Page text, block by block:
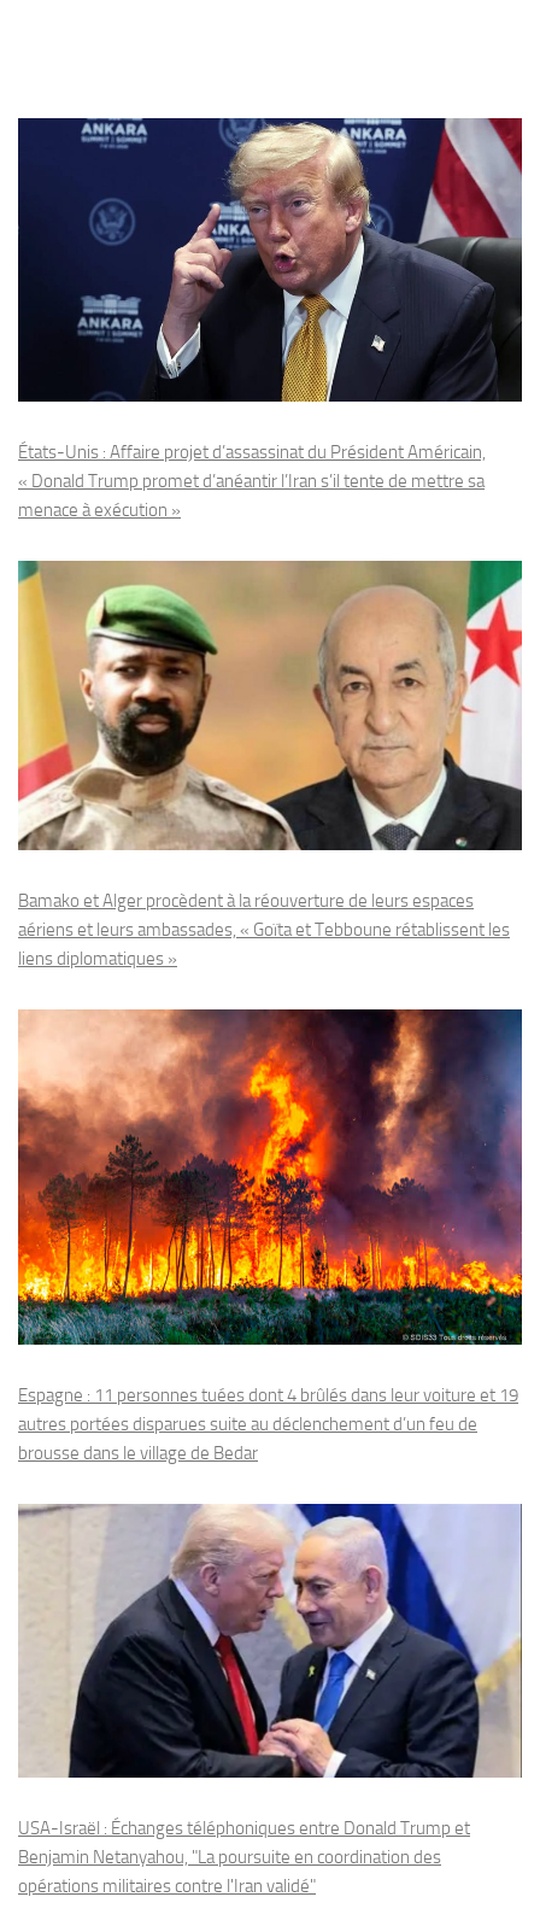
États-Unis : Affaire projet d’assassinat du Président Américain,
« Donald Trump promet d’anéantir l’Iran s’il tente de mettre sa
menace à exécution »
Bamako et Alger procèdent à la réouverture de leurs espaces
aériens et leurs ambassades, « Goïta et Tebboune rétablissent les
liens diplomatiques »
Espagne : 11 personnes tuées dont 4 brûlés dans leur voiture et 19
autres portées disparues suite au déclenchement d’un feu de
brousse dans le village de Bedar
USA-Israël : Échanges téléphoniques entre Donald Trump et
Benjamin Netanyahou, "La poursuite en coordination des
opérations militaires contre l'Iran validé"